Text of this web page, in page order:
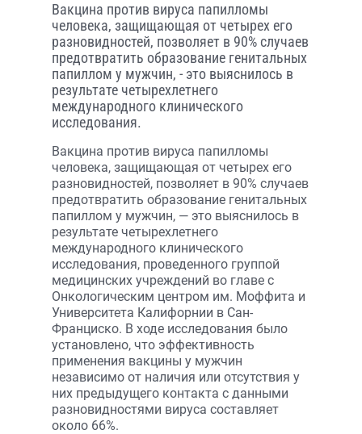
Вакцина против вируса папилломы
человека, защищающая от четырех его
разновидностей, позволяет в 90% случаев
предотвратить образование генитальных
папиллом у мужчин, - это выяснилось в
результате четырехлетнего
международного клинического
исследования.
Вакцина против вируса папилломы
человека, защищающая от четырех его
разновидностей, позволяет в 90% случаев
предотвратить образование генитальных
папиллом у мужчин, — это выяснилось в
результате четырехлетнего
международного клинического
исследования, проведенного группой
медицинских учреждений во главе с
Онкологическим центром им. Моффита и
Университета Калифорнии в Сан-
Франциско. В ходе исследования было
установлено, что эффективность
применения вакцины у мужчин
независимо от наличия или отсутствия у
них предыдущего контакта с данными
разновидностями вируса составляет
около 66%.